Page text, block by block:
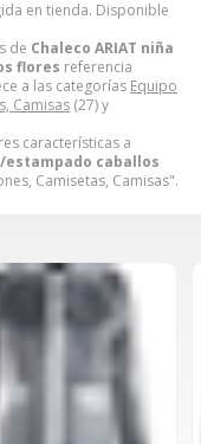
en tienda. Disponible
de Chaleco ARIAT niña
flores referencia
a las categorías Equipo
Camisas (27) y
características a
estampado caballos
Camisetas, Camisas".